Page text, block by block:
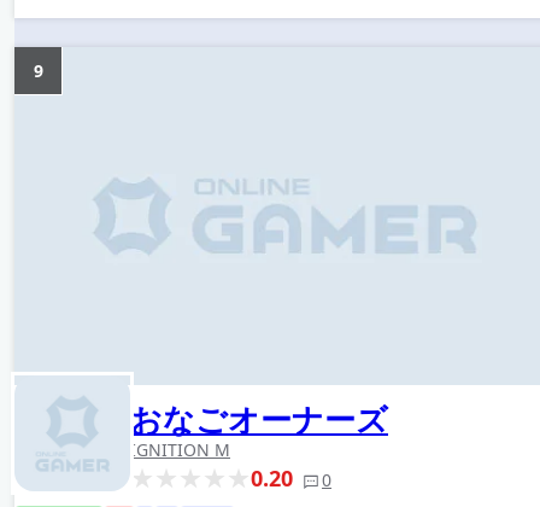
おなごオーナーズ
IGNITION M
0.20 0
9